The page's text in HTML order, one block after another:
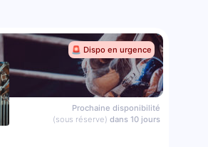
🚨 Dispo en urgence
Prochaine disponibilité
(sous réserve) dans 10 jours